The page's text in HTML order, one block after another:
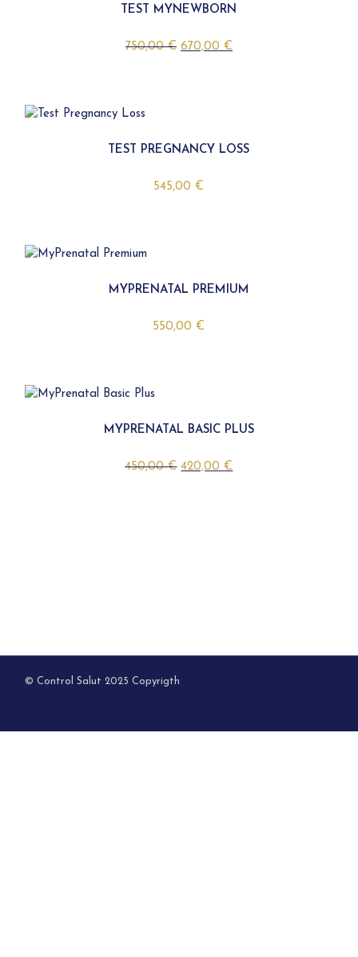
TEST MYNEWBORN
750,00€ El
precio
670,00 €El
precio
TEST PREGNANCY LOSS
545,00 €
MYPRENATAL PREMIUM
550,00 €
MYPRENATAL BASIC PLUS
450,00€ El
precio
420,00 €
precio
© Control Salut 2025 Copyrigth